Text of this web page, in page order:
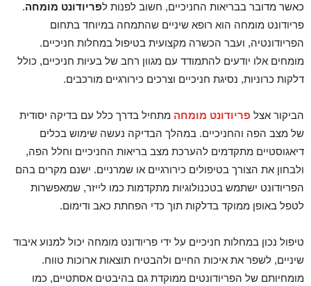
כאשר מדובר בבריאות החניכיים, חשוב לפנות לפריודונט מומחה.
פריודונט מומחה הוא רופא שיניים שהתמחה במיוחד בתחום
הפריודונטיה, ועבר הכשרה מקצועית בטיפול במחלות חניכיים.
מומחים אלו יודעים להתמודד עם מגוון רחב של בעיות חניכיים, כולל
דלקות כרוניות, נסיגת חניכיים וצרכים כירורגיים מורכבים.
הביקור אצל פריודונט מומחה מתחיל בדרך כלל עם בדיקה יסודית
של מצב הפה והחניכיים. במהלך הבדיקה נעשה שימוש בכלים
דיאגוסטיים מתקדמים להערכת מצב בריאות החניכיים וחלל הפה,
ולבחון את הצורך בטיפולים כירורגיים או שמרניים. ישנם מקרים בהם
הפריודונט ישתמש בטכנולוגיות מתקדמות כמו לייזר, שמאפשרות
לטפל באופן ממוקד בדלקות תוך כדי הפחתת כאב ודימום.
טיפול נכון במחלות חניכיים על ידי פריודונט מומחה יכול למנוע איבוד
שיניים, לשפר את איכות החיים ולהבטיח תוצאות ארוכות טווח.
מומחיותם של הפריודונטים ממוקדת גם בהיבטים אסתטיים, כמו